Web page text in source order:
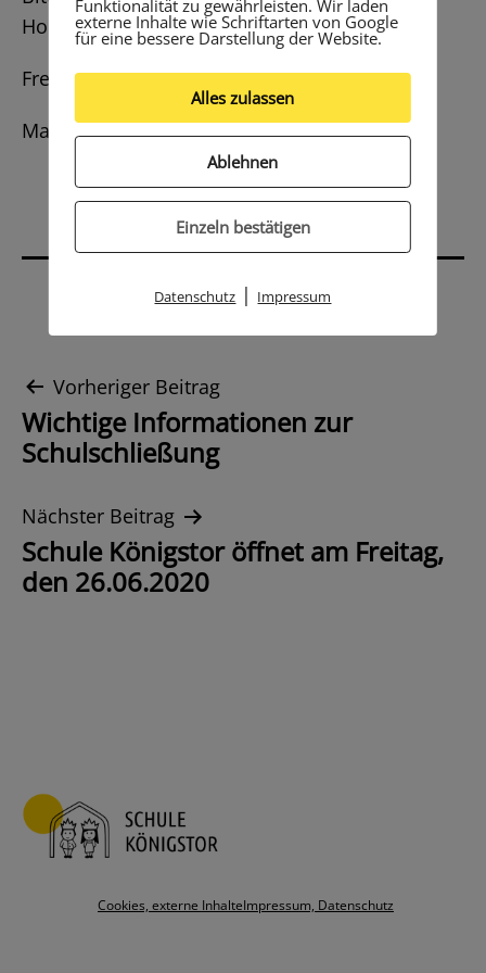
Homepage im Blick.
Freundliche Grüße
Marc Rosch
Beitrags-
Navigation
Vorheriger Beitrag
Wichtige Informationen zur
Schulschließung
Nächster Beitrag
Schule Königstor öffnet am Freitag,
den 26.06.2020
Cookies, externe InhalteImpressum, Datenschutz
Funktionalität zu gewährleisten. Wir laden
externe Inhalte wie Schriftarten von Google
für eine bessere Darstellung der Website.
Alles zulassen
Ablehnen
Einzeln bestätigen
Datenschutz | Impressum